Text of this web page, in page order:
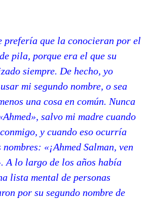
que la conocieran por el
pila, porque era el que su
siempre. De hecho, yo
mi segundo nombre, o sea
una cosa en común. Nunca
salvo mi madre cuando
y cuando eso ocurría
«¡Ahmed Salman, ven
A lo largo de los años había
lista mental de personas
por su segundo nombre de